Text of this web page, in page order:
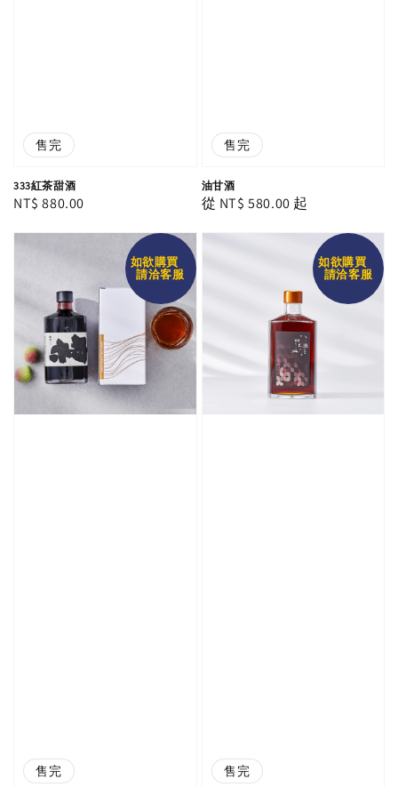
售完
333紅茶甜酒
Regular
NT$ 880.00
售完
油甘酒
Regular
從 NT$ 580.00 起
售完
如欲購買
請洽客服
售完
如欲購買
請洽客服